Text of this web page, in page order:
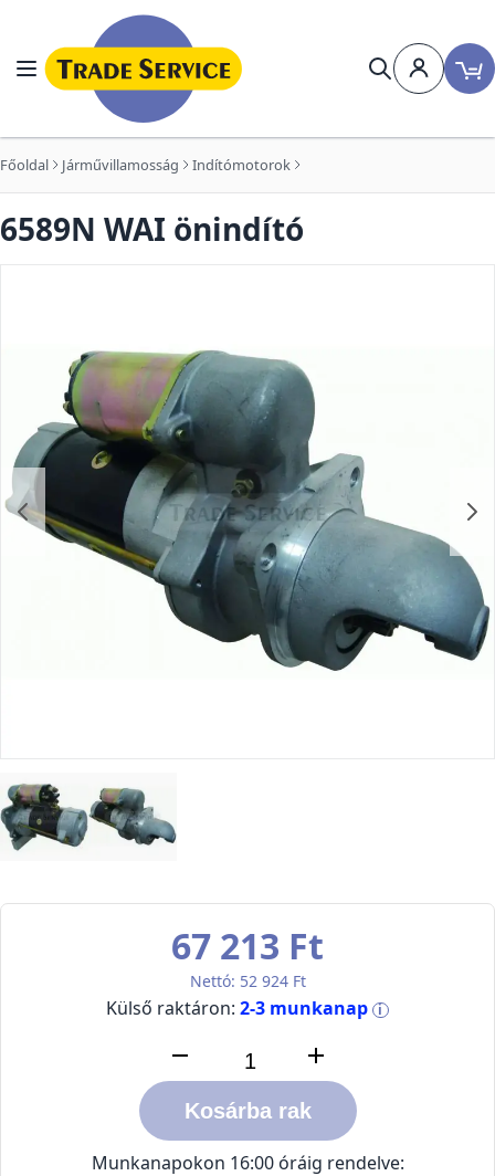
Ugrás a tartalomhoz
Navigáció
Keresés
Főoldal Járművillamosság Indítómotorok
67 213 Ft
52 924 Ft
Külső raktáron:2-3 munkanap i
Kosárba rak
Munkanapokon 16:00 óráig rendelve:
6589N WAI önindító